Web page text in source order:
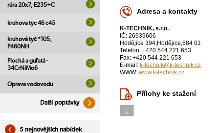
rúra 20x7, E235+C
kruhova tyc 46 c45
kruhová tyč *105,
P460NH
Plochá a guľatá -
34CrNiMo6
Oprava vodovodu
Další poptávky
5 nejnovějších nabídek
Adresa a kontakty
K-TECHNIK, s.r.o.
IČ: 26939606
Hodějice 394,Hodějice,684 01
Telefon: +420 544 221 653
Fax: +420 544 221 653
E-mail: k-technik@k-technik.cz
WWW: www.k-technik.cz
Přílohy ke stažení
1